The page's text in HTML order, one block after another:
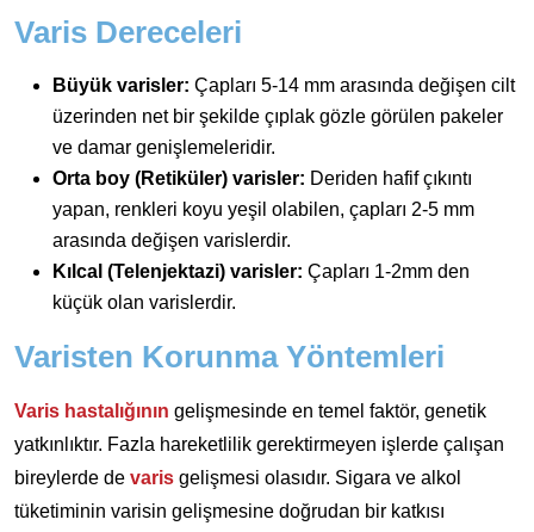
Varis Dereceleri
Büyük varisler: Çapları 5-14 mm arasında değişen cilt
üzerinden net bir şekilde çıplak gözle görülen pakeler
ve damar genişlemeleridir.
Orta boy (Retiküler) varisler: Deriden hafif çıkıntı
yapan, renkleri koyu yeşil olabilen, çapları 2-5 mm
arasında değişen varislerdir.
Kılcal (Telenjektazi) varisler: Çapları 1-2mm den
küçük olan varislerdir.
Varisten Korunma Yöntemleri
Varis hastalığının gelişmesinde en temel faktör, genetik
yatkınlıktır. Fazla hareketlilik gerektirmeyen işlerde çalışan
bireylerde de varis gelişmesi olasıdır. Sigara ve alkol
tüketiminin varisin gelişmesine doğrudan bir katkısı